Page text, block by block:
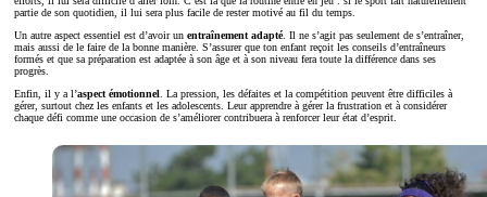
partie de son quotidien, il lui sera plus facile de rester motivé au fil du temps.
Un autre aspect essentiel est d’avoir un entraînement adapté. Il ne s’agit pas seulement de s’entraîner,
mais aussi de le faire de la bonne manière. S’assurer que ton enfant reçoit les conseils d’entraîneurs
formés et que sa préparation est adaptée à son âge et à son niveau fera toute la différence dans ses
progrès.
Enfin, il y a l’aspect émotionnel . La pression, les défaites et la compétition peuvent être difficiles à
gérer, surtout chez les enfants et les adolescents. Leur apprendre à gérer la frustration et à considérer
chaque défi comme une occasion de s’améliorer contribuera à renforcer leur état d’esprit.